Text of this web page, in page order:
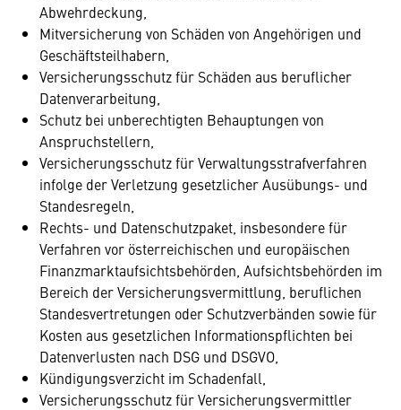
Abwehrdeckung,
Mitversicherung von Schäden von Angehörigen und
Geschäftsteilhabern,
Versicherungsschutz für Schäden aus beruflicher
Datenverarbeitung,
Schutz bei unberechtigten Behauptungen von
Anspruchstellern,
Versicherungsschutz für Verwaltungsstrafverfahren
infolge der Verletzung gesetzlicher Ausübungs- und
Standesregeln,
Rechts- und Datenschutzpaket, insbesondere für
Verfahren vor österreichischen und europäischen
Finanzmarktaufsichtsbehörden, Aufsichtsbehörden im
Bereich der Versicherungsvermittlung, beruflichen
Standesvertretungen oder Schutzverbänden sowie für
Kosten aus gesetzlichen Informationspflichten bei
Datenverlusten nach DSG und DSGVO,
Kündigungsverzicht im Schadenfall,
Versicherungsschutz für Versicherungsvermittler